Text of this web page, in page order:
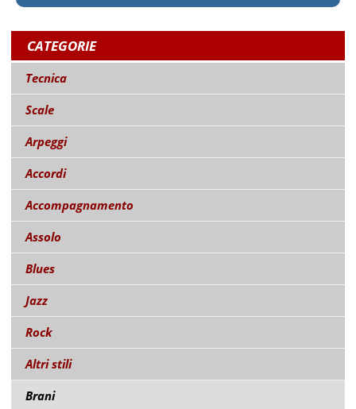
CATEGORIE
Tecnica
Scale
Arpeggi
Accordi
Accompagnamento
Assolo
Blues
Jazz
Rock
Altri stili
Brani